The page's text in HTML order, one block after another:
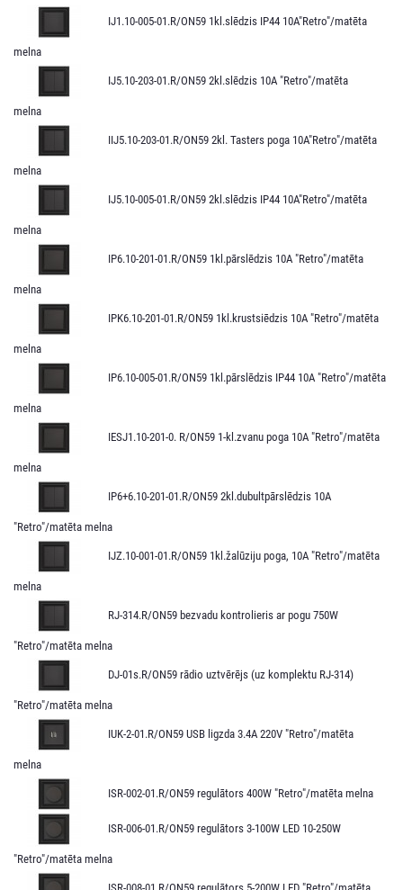
IJ1.10-005-01.R/ON59 1kl.slēdzis IP44 10A"Retro"/matēta
melna
IJ5.10-203-01.R/ON59 2kl.slēdzis 10A "Retro"/matēta
melna
IIJ5.10-203-01.R/ON59 2kl. Tasters poga 10A"Retro"/matēta
melna
IJ5.10-005-01.R/ON59 2kl.slēdzis IP44 10A"Retro"/matēta
melna
IP6.10-201-01.R/ON59 1kl.pārslēdzis 10A "Retro"/matēta
melna
IPK6.10-201-01.R/ON59 1kl.krustsiēdzis 10A "Retro"/matēta
melna
IP6.10-005-01.R/ON59 1kl.pārslēdzis IP44 10A "Retro"/matēta
melna
IESJ1.10-201-0. R/ON59 1-kl.zvanu poga 10A "Retro"/matēta
melna
IP6+6.10-201-01.R/ON59 2kl.dubultpārslēdzis 10A
"Retro"/matēta melna
IJZ.10-001-01.R/ON59 1kl.žalūziju poga, 10A "Retro"/matēta
melna
RJ-314.R/ON59 bezvadu kontrolieris ar pogu 750W
"Retro"/matēta melna
DJ-01s.R/ON59 rādio uztvērējs (uz komplektu RJ-314)
"Retro"/matēta melna
IUK-2-01.R/ON59 USB ligzda 3.4A 220V "Retro"/matēta
melna
ISR-002-01.R/ON59 regulātors 400W "Retro"/matēta melna
ISR-006-01.R/ON59 regulātors 3-100W LED 10-250W
"Retro"/matēta melna